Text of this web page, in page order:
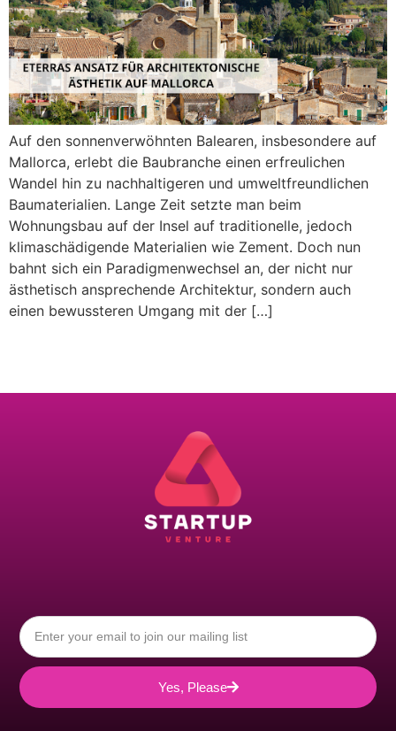
Auf den sonnenverwöhnten Balearen, insbesondere auf
Mallorca, erlebt die Baubranche einen erfreulichen
Wandel hin zu nachhaltigeren und umweltfreundlichen
Baumaterialien. Lange Zeit setzte man beim
Wohnungsbau auf der Insel auf traditionelle, jedoch
klimaschädigende Materialien wie Zement. Doch nun
bahnt sich ein Paradigmenwechsel an, der nicht nur
ästhetisch ansprechende Architektur, sondern auch
einen bewussteren Umgang mit der […]
Yes, Please